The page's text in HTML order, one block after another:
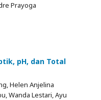
Prayoga
pH, dan Total
Helen Anjelina
Wanda Lestari, Ayu